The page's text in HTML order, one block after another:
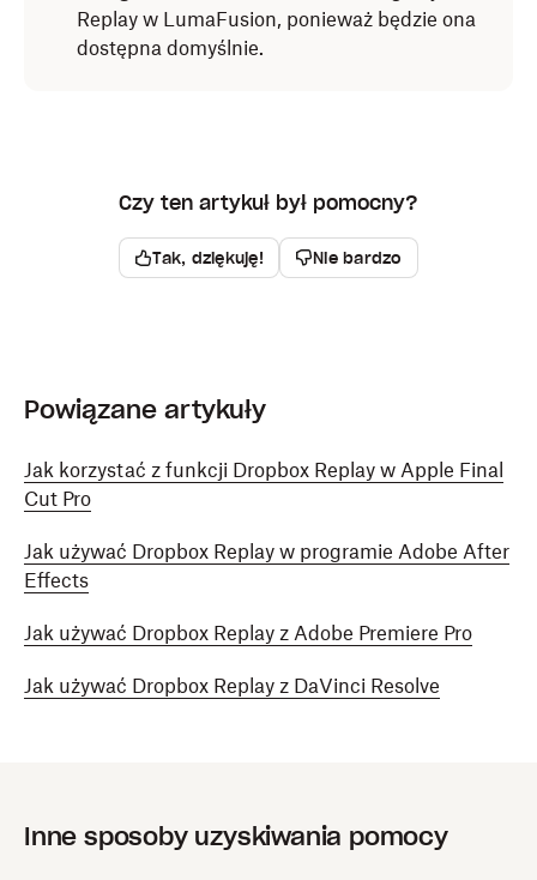
Replay w LumaFusion, ponieważ będzie ona
dostępna domyślnie.
Czy ten artykuł był pomocny?
Tak, dziękuję! Nie bardzo
Powiązane artykuły
Jak korzystać z funkcji Dropbox Replay w Apple Final
Cut Pro
Jak używać Dropbox Replay w programie Adobe After
Effects
Jak używać Dropbox Replay z Adobe Premiere Pro
Jak używać Dropbox Replay z DaVinci Resolve
Inne sposoby uzyskiwania pomocy